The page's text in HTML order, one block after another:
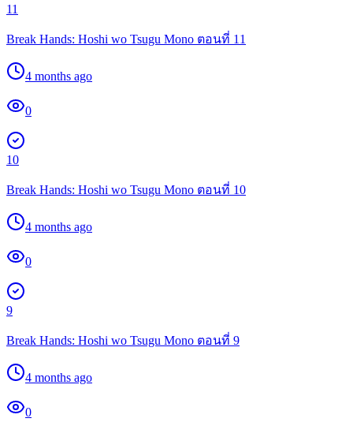
11
Break Hands: Hoshi wo Tsugu Mono ตอนที่ 11
4 months ago
0
10
Break Hands: Hoshi wo Tsugu Mono ตอนที่ 10
4 months ago
0
9
Break Hands: Hoshi wo Tsugu Mono ตอนที่ 9
4 months ago
0